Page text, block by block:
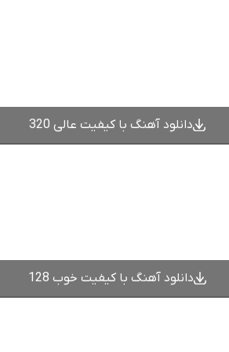
دانلود آهنگ با کیفیت عالی 320
دانلود آهنگ با کیفیت خوب 128